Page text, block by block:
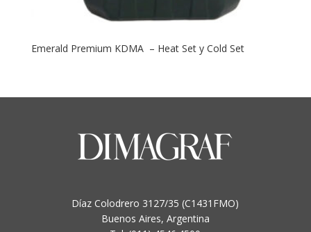
Emerald Premium KDMA – Heat Set y Cold Set
Díaz Colodrero 3127/35 (C1431FMO)
Buenos Aires, Argentina